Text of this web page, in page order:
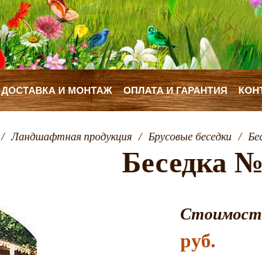
ДОСТАВКА И МОНТАЖ ОПЛАТА И ГАРАНТИЯ
/ Ландшафтная продукция / Брусовые беседки /
Беседка
руб.